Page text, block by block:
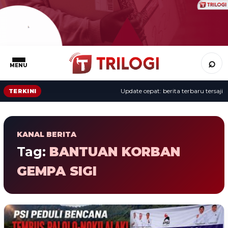
MENU ⌕
TERKINI Update cepat: berita terbaru tersaji
KANAL BERITA
Tag: BANTUAN KORBAN
GEMPA SIGI